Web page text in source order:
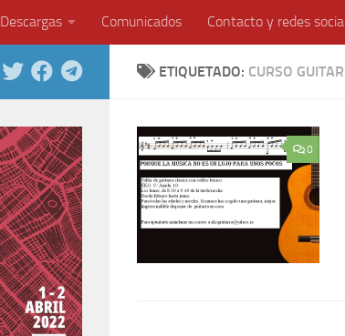
Descargas Comunicados Contacto y redes
ETIQUETADO: CURSO
0